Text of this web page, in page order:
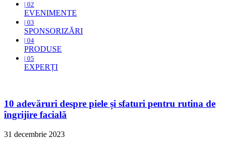
| 02
EVENIMENTE
| 03
SPONSORIZĂRI
| 04
PRODUSE
| 05
EXPERȚI
10 adevăruri despre piele și sfaturi pentru rutina de
îngrijire facială
31 decembrie 2023